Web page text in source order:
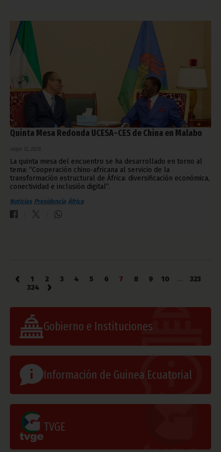
Quinta Mesa Redonda UCESA–CES de China en Malabo
mayo 12, 2026
La quinta mesa del encuentro se ha desarrollado en torno al
tema: “Cooperación chino-africana al servicio de la
transformación estructural de África: diversificación económica,
conectividad e inclusión digital”.
Noticias Presidencia África
‹ 1 2 3 4 5 6 7 8 9 10
323
324
›
Gobierno e Instituciones
Información de Guinea Ecuatorial
TVGE